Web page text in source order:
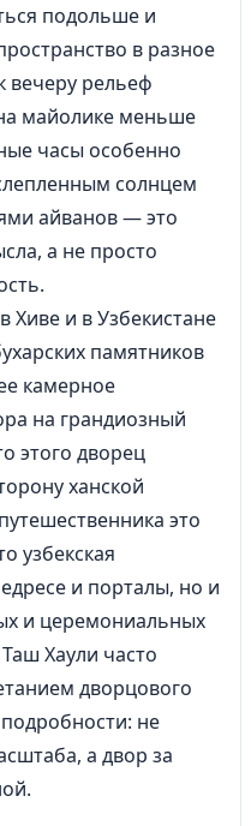
подольше и
в разное
вечеру рельеф
майолике меньше
часы особенно
солнцем
айванов — это
а не просто
Хиве и в Узбекистане
памятников
камерное
на грандиозный
этого дворец
ханской
это
узбекская
и порталы, но и
и церемониальных
Хаули часто
дворцового
не
а двор за